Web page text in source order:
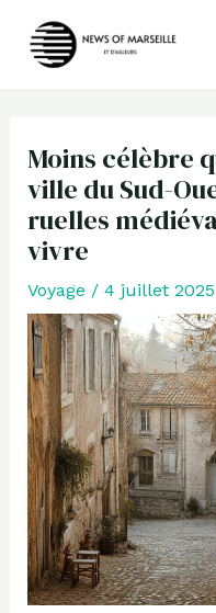
Moins célèbre
ville du Sud-
ruelles
vivre
Voyage / 4 juillet 2025